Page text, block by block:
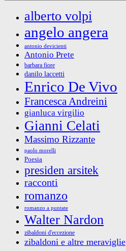
alberto volpi
angelo angera
antonio devicienti
Antonio Prete
barbara fiore
danilo laccetti
Enrico De Vivo
Francesca Andreini
gianluca virgilio
Gianni Celati
Massimo Rizzante
paolo morelli
Poesia
presiden arsitek
racconti
romanzo
romanzo a puntate
Walter Nardon
zibaldoni d'eccezione
zibaldoni e altre meraviglie